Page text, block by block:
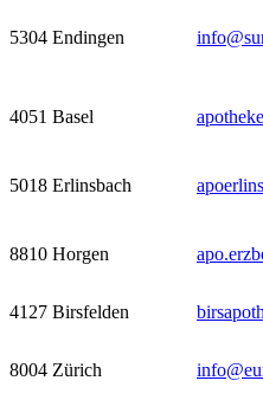
5304 Endingen
4051 Basel
5018 Erlinsbach
8810 Horgen
4127 Birsfelden
8004 Zürich